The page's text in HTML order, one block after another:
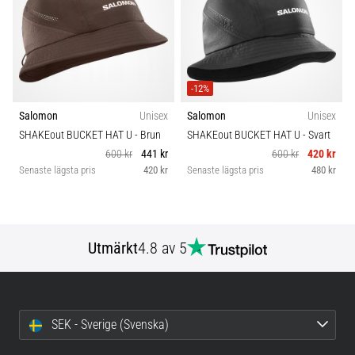
löpning
och
beeptest:
Vad
de
och
genomförs
shuttle
smidighet
och
Pris
Hållbarhet
Salomon
Unisex
SHAKEout BUCKET HAT U - Brun
600 kr
441 kr
Senaste lägsta pris 420 kr
-12%
Salomon
Unisex
SHAKEout BUCKET HAT U - Svart
600 kr
420 kr
Senaste lägsta pris 480 kr
Utmärkt4.8 av 5
SEK - Sverige (Svenska)